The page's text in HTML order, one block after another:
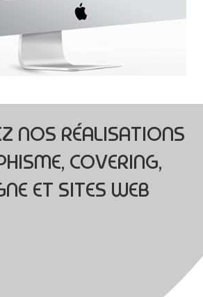
NOS RÉALISATIONS
COVERING,
ET SITES WEB